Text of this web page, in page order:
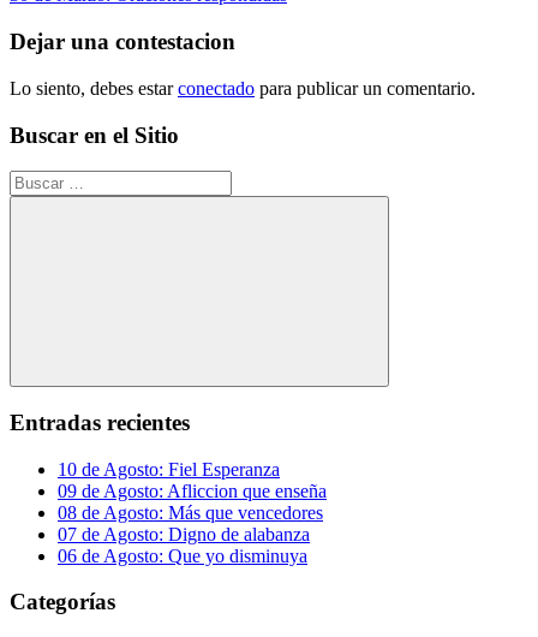
de
entradas
Dejar una contestacion
Lo siento, debes estarconectado para publicar un comentario.
Buscar en el Sitio
Buscar:
Buscar
Entradas recientes
10 de Agosto: Fiel Esperanza
09 de Agosto: Afliccion que enseña
08 de Agosto: Más que vencedores
07 de Agosto: Digno de alabanza
06 de Agosto: Que yo disminuya
Categorías